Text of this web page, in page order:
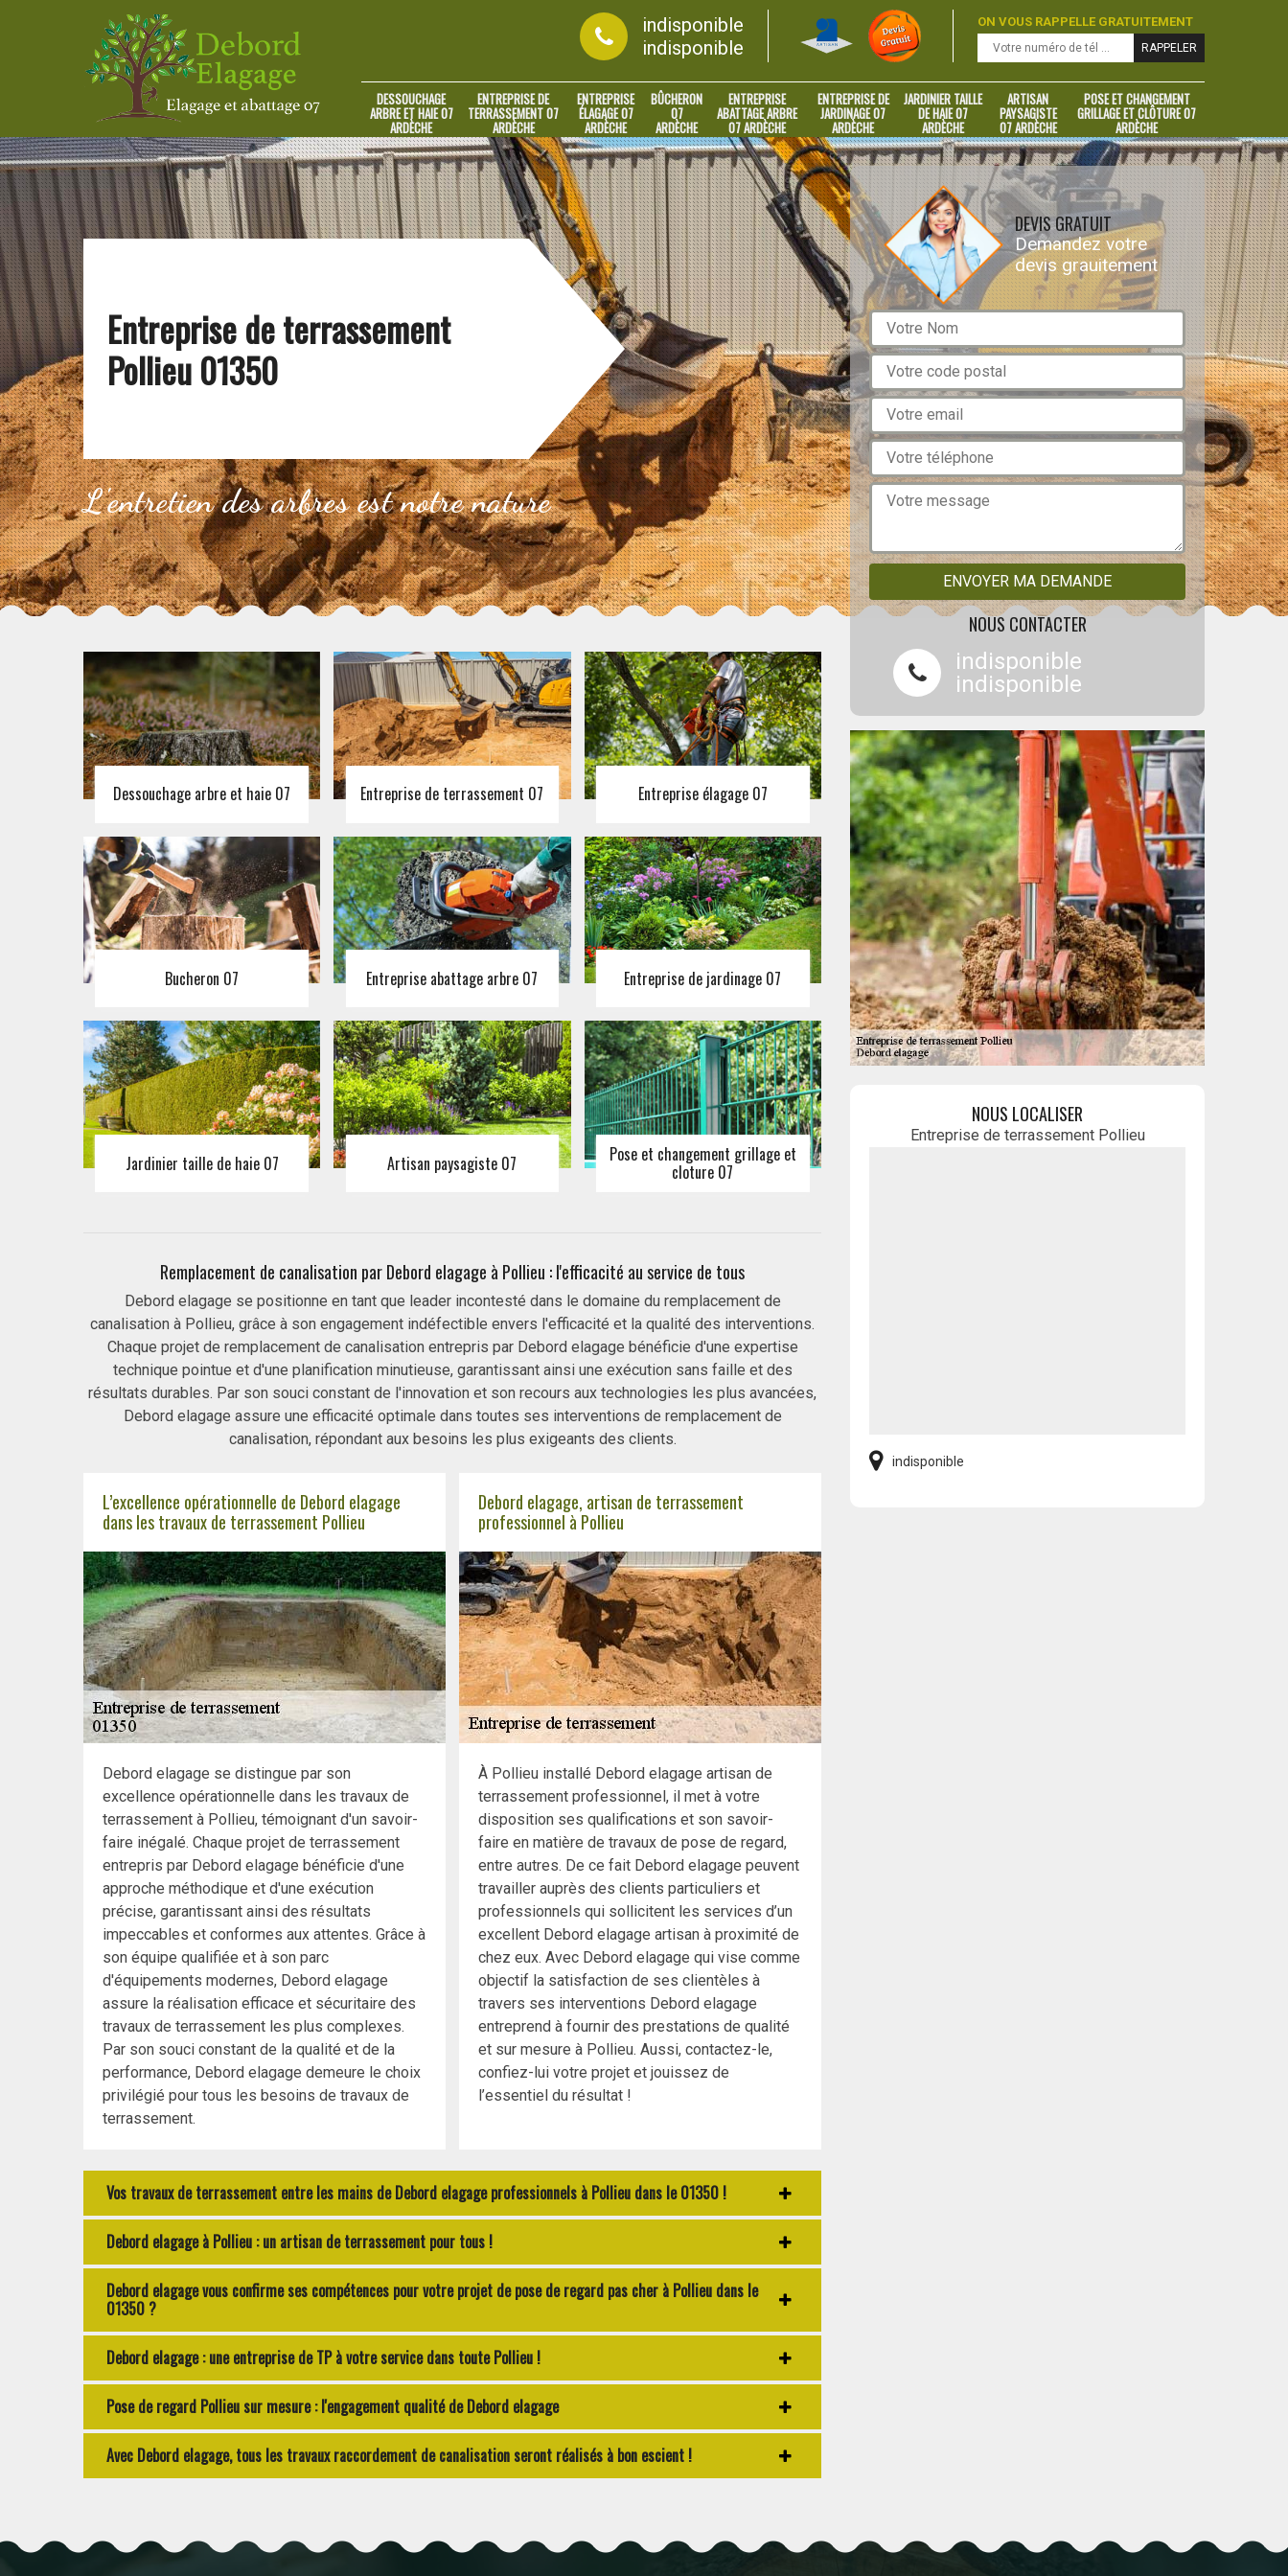
indisponible
indisponible
ON VOUS RAPPELLE GRATUITEMENT
DESSOUCHAGE
ARBRE ET HAIE 07
ARDÈCHE
ENTREPRISE DE
TERRASSEMENT 07
ARDÈCHE
ENTREPRISE
ÉLAGAGE 07
ARDÈCHE
BÛCHERON
07
ARDÈCHE
ENTREPRISE
ABATTAGE ARBRE
07 ARDÈCHE
ENTREPRISE DE
JARDINAGE 07
ARDÈCHE
JARDINIER TAILLE
DE HAIE 07
ARDÈCHE
ARTISAN
PAYSAGISTE
07 ARDÈCHE
POSE ET CHANGEMENT
GRILLAGE ET CLÔTURE 07
ARDÈCHE
Entreprise de terrassement
Pollieu 01350
L'entretien des arbres est notre nature
Dessouchage arbre et haie 07 Entreprise de terrassement 07 Entreprise élagage 07
Bucheron 07 Entreprise abattage arbre 07 Entreprise de jardinage 07
Jardinier taille de haie 07 Artisan paysagiste 07 Pose et changement grillage et
cloture 07
Remplacement de canalisation par Debord elagage à Pollieu : l'efficacité au service de tous
Debord elagage se positionne en tant que leader incontesté dans le domaine du remplacement de
canalisation à Pollieu, grâce à son engagement indéfectible envers l'efficacité et la qualité des interventions.
Chaque projet de remplacement de canalisation entrepris par Debord elagage bénéficie d'une expertise
technique pointue et d'une planification minutieuse, garantissant ainsi une exécution sans faille et des
résultats durables. Par son souci constant de l'innovation et son recours aux technologies les plus avancées,
Debord elagage assure une efficacité optimale dans toutes ses interventions de remplacement de
canalisation, répondant aux besoins les plus exigeants des clients.
L’excellence opérationnelle de Debord elagage
dans les travaux de terrassement Pollieu
Debord elagage se distingue par son
excellence opérationnelle dans les travaux de
terrassement à Pollieu, témoignant d'un savoir-
faire inégalé. Chaque projet de terrassement
entrepris par Debord elagage bénéficie d'une
approche méthodique et d'une exécution
précise, garantissant ainsi des résultats
impeccables et conformes aux attentes. Grâce à
son équipe qualifiée et à son parc
d'équipements modernes, Debord elagage
assure la réalisation efficace et sécuritaire des
travaux de terrassement les plus complexes.
Par son souci constant de la qualité et de la
performance, Debord elagage demeure le choix
privilégié pour tous les besoins de travaux de
terrassement.
Debord elagage, artisan de terrassement
professionnel à Pollieu
À Pollieu installé Debord elagage artisan de
terrassement professionnel, il met à votre
disposition ses qualifications et son savoir-
faire en matière de travaux de pose de regard,
entre autres. De ce fait Debord elagage peuvent
travailler auprès des clients particuliers et
professionnels qui sollicitent les services d’un
excellent Debord elagage artisan à proximité de
chez eux. Avec Debord elagage qui vise comme
objectif la satisfaction de ses clientèles à
travers ses interventions Debord elagage
entreprend à fournir des prestations de qualité
et sur mesure à Pollieu. Aussi, contactez-le,
confiez-lui votre projet et jouissez de
l’essentiel du résultat !
Vos travaux de terrassement entre les mains de Debord elagage professionnels à Pollieu dans le 01350 !
Debord elagage à Pollieu : un artisan de terrassement pour tous !
Debord elagage vous confirme ses compétences pour votre projet de pose de regard pas cher à Pollieu dans le
01350 ?
Debord elagage : une entreprise de TP à votre service dans toute Pollieu !
Pose de regard Pollieu sur mesure : l'engagement qualité de Debord elagage
Avec Debord elagage, tous les travaux raccordement de canalisation seront réalisés à bon escient !
DEVIS GRATUIT
Demandez votre
devis grauitement
NOUS CONTACTER
indisponible
indisponible
NOUS LOCALISER
Entreprise de terrassement Pollieu
indisponible